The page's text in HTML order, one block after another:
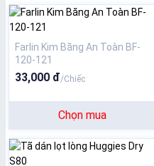
Farlin Kim Băng An Toàn BF-
120-121
33,000 đ/Chiếc
Chọn mua